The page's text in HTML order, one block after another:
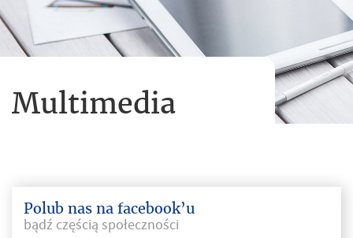
Multimedia
Polub nas na facebook’u
bądź częścią społeczności